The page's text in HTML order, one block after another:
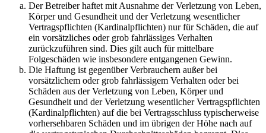
Der Betreiber haftet mit Ausnahme der Verletzung von Leben,
Körper und Gesundheit und der Verletzung wesentlicher
Vertragspflichten (Kardinalpflichten) nur für Schäden, die auf
ein vorsätzliches oder grob fahrlässiges Verhalten
zurückzuführen sind. Dies gilt auch für mittelbare
Folgeschäden wie insbesondere entgangenen Gewinn.
Die Haftung ist gegenüber Verbrauchern außer bei
vorsätzlichem oder grob fahrlässigem Verhalten oder bei
Schäden aus der Verletzung von Leben, Körper und
Gesundheit und der Verletzung wesentlicher Vertragspflichten
(Kardinalpflichten) auf die bei Vertragsschluss typischerweise
vorhersehbaren Schäden und im übrigen der Höhe nach auf